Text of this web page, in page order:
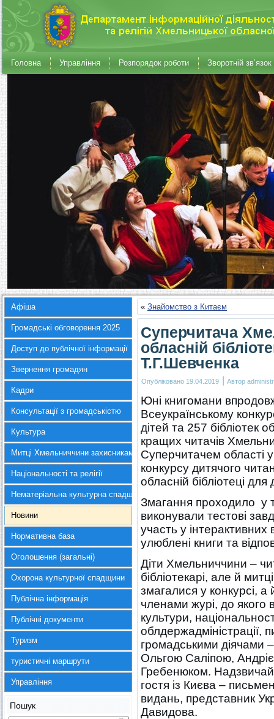
Головна Управління Розпорядок роботи Зворотній зв’язок
Афіша
Громадські обговорення 2025
Доступ до публічної інформації
Звернення громадян
Кадри
Консультації з громадськістю
Культура
Митці Хмельниччини захисникам України
Національності та релігії
Нематеріальна культурна спадщина
Новини
Нормативна база
Оголошення (загальні)
Охорона культурної спадщини
Публічна інформація
Публічні документи
Туризм
туристичні маршрути
Управління
Пошук
« Знайомство з Китаєм
Суперчитача
обласній
Т.Г.Шевченка
Опубліковано 19.04.2019 | Автор
Юні книгомани
Всеукраїнському
дітей та 257 бібліотек
кращих читачів
Суперчитачем області
конкурсу дитячого
обласній бібліотеці
Змагання проходило у
виконували тестові
участь у
улюблені книги та
Діти Хмельниччини –
бібліотекарі, але й
змагалися у конкурсі,
членами журі, до якого
культури,
громадськими діячами
Ольгою Саліпою,
Гребенюком.
гостя із Києва –
видань, представник
Давидова.